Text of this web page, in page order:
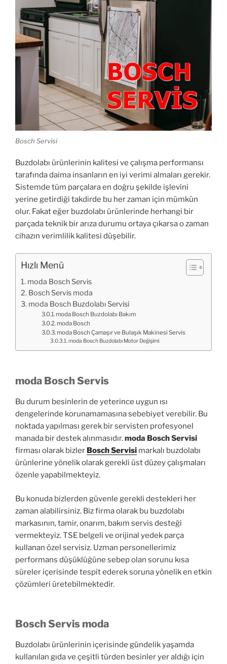
Bosch Servisi
Buzdolabı ürünlerinin kalitesi ve çalışma performansı
tarafında daima insanların en iyi verimi almaları gerekir.
Sistemde tüm parçalara en doğru şekilde işlevini
yerine getirdiği takdirde bu her zaman için mümkün
olur. Fakat eğer buzdolabı ürünlerinde herhangi bir
parçada teknik bir arıza durumu ortaya çıkarsa o zaman
cihazın verimlilik kalitesi düşebilir.
Hızlı Menü
moda Bosch Servis
Bosch Servis moda
moda Bosch Buzdolabı Servisi
moda Bosch Buzdolabı Bakım
moda Bosch
moda Bosch Çamaşır ve Bulaşık Makinesi Servis
moda Bosch Buzdolabı Motor Değişimi
moda Bosch Servis
Bu durum besinlerin de yeterince uygun ısı
dengelerinde korunamamasına sebebiyet verebilir. Bu
noktada yapılması gerek bir servisten profesyonel
manada bir destek alınmasıdır.moda Bosch Servisi
firması olarak bizler Bosch Servisi markalı buzdolabı
ürünlerine yönelik olarak gerekli üst düzey çalışmaları
özenle yapabilmekteyiz.
Bu konuda bizlerden güvenle gerekli destekleri her
zaman alabilirsiniz. Biz firma olarak bu buzdolabı
markasının, tamir, onarım, bakım servis desteği
vermekteyiz. TSE belgeli ve orijinal yedek parça
kullanan özel servisiz. Uzman personellerimiz
performans düşüklüğüne sebep olan sorunu kısa
süreler içerisinde tespit ederek soruna yönelik en etkin
çözümleri üretebilmektedir.
Bosch Servis moda
Buzdolabı ürünlerinin içerisinde gündelik yaşamda
kullanılan gıda ve çeşitli türden besinler yer aldığı için